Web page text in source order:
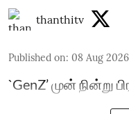
thanthitv
Published on: 08 Aug
`GenZ’ முன் நின்று